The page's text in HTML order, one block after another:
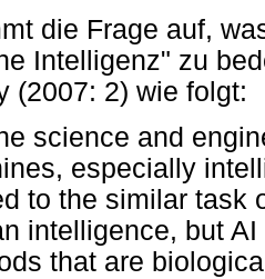
die Frage auf,
Intelligenz" zu
(2007: 2) wie folgt:
science and
especially
to the similar task
intelligence, but
that are